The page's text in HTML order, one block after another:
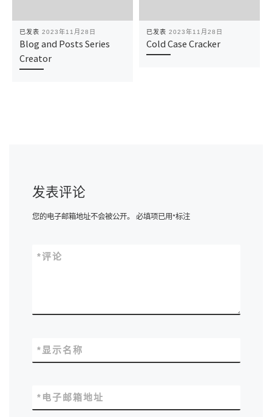
已发表 2023年11月28日
Blog and Posts Series
Creator
已发表 2023年11月28日
Cold Case Cracker
发表评论
您的电子邮箱地址不会被公开。 必填项已用*标注
评论
*
显示名称
*
电子邮箱地址
*